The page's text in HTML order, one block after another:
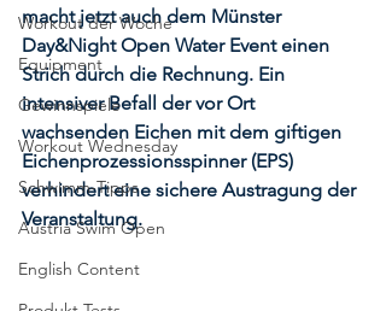
Workout der Woche
Equipment
Gewinnspiele
Workout Wednesday
Schwimm-Tipps
Austria Swim Open
English Content
macht jetzt auch dem Münster
Day&Night Open Water Event einen
Strich durch die Rechnung. Ein
intensiver Befall der vor Ort
wachsenden Eichen mit dem giftigen
Eichenprozessionsspinner (EPS)
verhindert eine sichere Austragung der
Veranstaltung.